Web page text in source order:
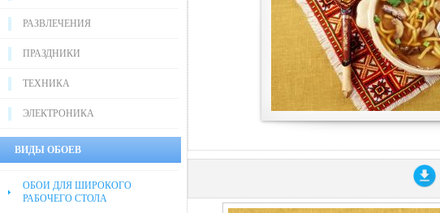
РАЗВЛЕЧЕНИЯ
ПРАЗДНИКИ
ТЕХНИКА
ЭЛЕКТРОНИКА
ВИДЫ ОБОЕВ
ОБОИ ДЛЯ ШИРОКОГО
РАБОЧЕГО СТОЛА